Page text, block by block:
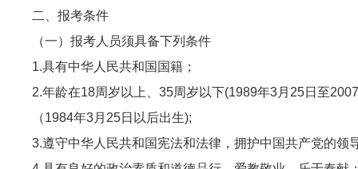
二、报考条件
（一）报考人员须具备下列条件
1.具有中华人民共和国国籍；
2.年龄在18周岁以上、35周岁以下(1989年3月25日至
（1984年3月25日以后出生);
3.遵守中华人民共和国宪法和法律，拥护中国共产党的领